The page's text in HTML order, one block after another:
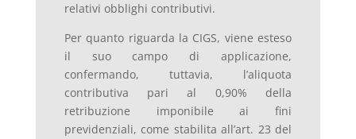
relativi obblighi contributivi.
Per quanto riguarda la CIGS, viene esteso
il suo campo di applicazione,
confermando, tuttavia, l’aliquota
contributiva pari al 0,90% della
retribuzione imponibile ai fini
previdenziali, come stabilita all’art. 23 del